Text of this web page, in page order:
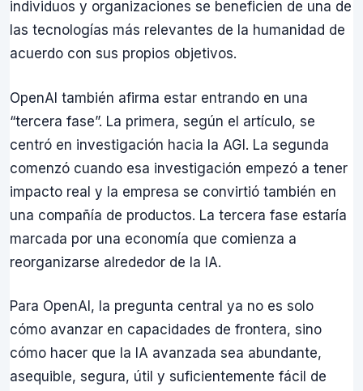
individuos y organizaciones se beneficien de una de
las tecnologías más relevantes de la humanidad de
acuerdo con sus propios objetivos.
OpenAI también afirma estar entrando en una
“tercera fase”. La primera, según el artículo, se
centró en investigación hacia la AGI. La segunda
comenzó cuando esa investigación empezó a tener
impacto real y la empresa se convirtió también en
una compañía de productos. La tercera fase estaría
marcada por una economía que comienza a
reorganizarse alrededor de la IA.
Para OpenAI, la pregunta central ya no es solo
cómo avanzar en capacidades de frontera, sino
cómo hacer que la IA avanzada sea abundante,
asequible, segura, útil y suficientemente fácil de